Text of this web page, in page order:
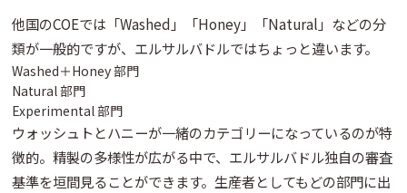
他国のCOEでは「Washed」「Honey」「Natural」などの分
類が一般的ですが、エルサルバドルではちょっと違います。
Washed＋Honey 部門
Natural 部門
Experimental 部門
ウォッシュトとハニーが一緒のカテゴリーになっているのが特
徴的。精製の多様性が広がる中で、エルサルバドル独自の審査
基準を垣間見ることができます。生産者としてもどの部門に出